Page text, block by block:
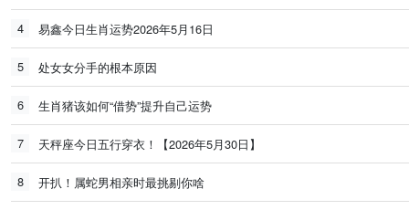
4 易鑫今日生肖运势2026年5月16日
5 处女女分手的根本原因
6 生肖猪该如何“借势”提升自己运势
7 天秤座今日五行穿衣！【2026年5月30日】
8 开扒！属蛇男相亲时最挑剔你啥